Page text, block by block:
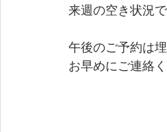
来週の空き状況で
午後のご予約は
お早めにご連絡